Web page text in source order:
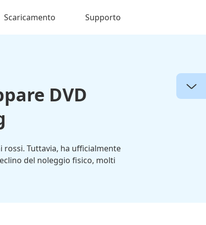
Scaricamento Supporto
DVD
Tuttavia, ha ufficialmente
del noleggio fisico, molti